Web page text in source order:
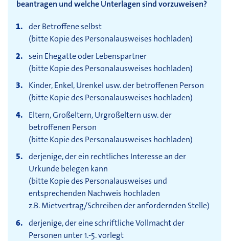
beantragen und welche Unterlagen sind vorzuweisen?
der Betroffene selbst
(bitte Kopie des Personalausweises hochladen)
sein Ehegatte oder Lebenspartner
(bitte Kopie des Personalausweises hochladen)
Kinder, Enkel, Urenkel usw. der betroffenen Person
(bitte Kopie des Personalausweises hochladen)
Eltern, Großeltern, Urgroßeltern usw. der
betroffenen Person
(bitte Kopie des Personalausweises hochladen)
derjenige, der ein rechtliches Interesse an der
Urkunde belegen kann
(bitte Kopie des Personalausweises und
entsprechenden Nachweis hochladen
z.B. Mietvertrag/Schreiben der anfordernden Stelle)
derjenige, der eine schriftliche Vollmacht der
Personen unter 1.-5. vorlegt